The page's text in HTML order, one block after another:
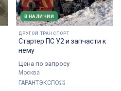
В НАЛИЧИИ
ДРУГОЙ ТРАНСПОРТ
Стартер ПС У2 и запчасти к
нему
Цена по запросу
Москва
ГАРАНТЭКСПО